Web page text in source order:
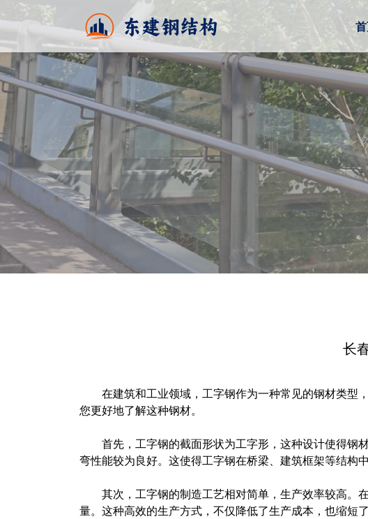
长
在建筑和工业领域，工字钢作为一种常见的钢材类型
您更好地了解这种钢材。
首先，工字钢的截面形状为工字形，这种设计使得钢
弯性能较为良好。这使得工字钢在桥梁、建筑框架等结构
其次，工字钢的制造工艺相对简单，生产效率较高。
量。这种高效的生产方式，不仅降低了生产成本，也缩短了